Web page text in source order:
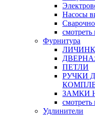
Насосы
смотреть
Фурнитура
ПЕТЛИ
РУЧКИ
ЗАМКИ
смотреть
Удлинители